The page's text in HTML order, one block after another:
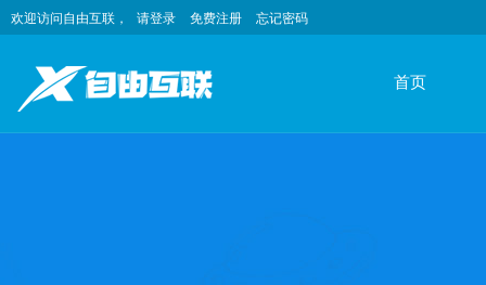
欢迎访问自由互联， 请登录 免费注册 忘记密码
首页